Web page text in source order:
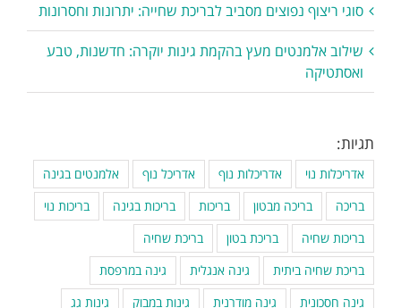
סוגי ריצוף נפוצים מסביב לבריכת שחייה: יתרונות וחסרונות
שילוב אלמנטים מעץ בהקמת גינות יוקרה: חדשנות, טבע
ואסתטיקה
תגיות:
אדריכלות נוי אדריכלות נוף אדריכל נוף
אלמנטים בגינה
בריכה
בריכה מבטון בריכות בריכות בגינה
בריכות נוי
בריכות שחיה
בריכת בטון
בריכת שחיה
בריכת שחיה ביתית
גינה אנגלית
גינה במרפסת
גינה חסכונית
גינה מודרנית גינות במבוק
גינות גג